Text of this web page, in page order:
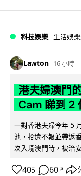
科技娛樂 生活娛樂
Lawton 16 小時
港夫婦澳門
Cam 睇到 2
一對香港夫婦今年 5
池，拾遺不報並帶返
次入境澳門時，被治
405 60 ↗